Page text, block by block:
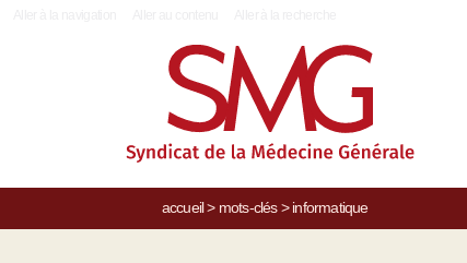
accueil> mots-clés> informatique